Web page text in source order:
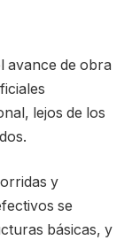
avance de obra
lejos de los
y
se
básicas, y